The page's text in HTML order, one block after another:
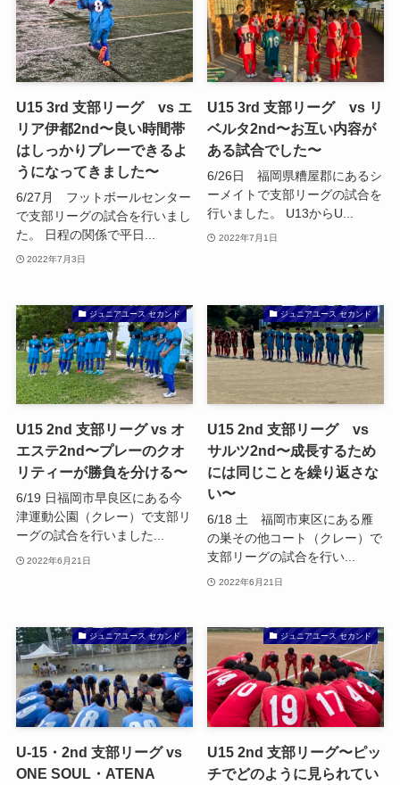
U15 3rd 支部リーグ vs エ
リア伊都2nd〜良い時間帯
はしっかりプレーできるよ
うになってきました〜
6/27月 フットボールセンター
で支部リーグの試合を行いまし
た。 日程の関係で平日...
2022年7月3日
U15 3rd 支部リーグ vs リ
ベルタ2nd〜お互い内容が
ある試合でした〜
6/26日 福岡県糟屋郡にあるシ
ーメイトで支部リーグの試合を
行いました。 U13からU...
2022年7月1日
ジュニアユース セカンド
U15 2nd 支部リーグ vs オ
エステ2nd〜プレーのクオ
リティーが勝負を分ける〜
6/19 日福岡市早良区にある今
津運動公園（クレー）で支部リ
ーグの試合を行いました...
2022年6月21日
ジュニアユース セカンド
U15 2nd 支部リーグ vs
サルツ2nd〜成長するため
には同じことを繰り返さな
い〜
6/18 土 福岡市東区にある雁
の巣その他コート（クレー）で
支部リーグの試合を行い...
2022年6月21日
ジュニアユース セカンド
U-15・2nd 支部リーグ vs
ONE SOUL・ATENA
ジュニアユース セカンド
U15 2nd 支部リーグ〜ピッ
チでどのように見られてい